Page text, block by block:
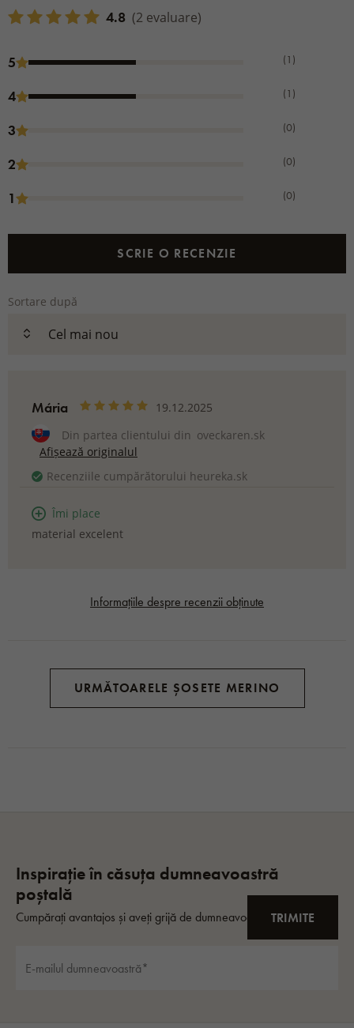
4.8 (2 evaluare)
5 (1)
4 (1)
3 (0)
2 (0)
1 (0)
SCRIE O RECENZIE
Sortare după
Mária
19.12.2025
Din partea clientului din oveckaren.sk
Afișează originalul
Recenziile cumpărătorului heureka.sk
Îmi place
material excelent
Informațiile despre recenzii obținute
URMĂTOARELE ȘOSETE MERINO